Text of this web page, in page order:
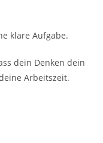
klare Aufgabe.
dein Denken dein
Arbeitszeit.